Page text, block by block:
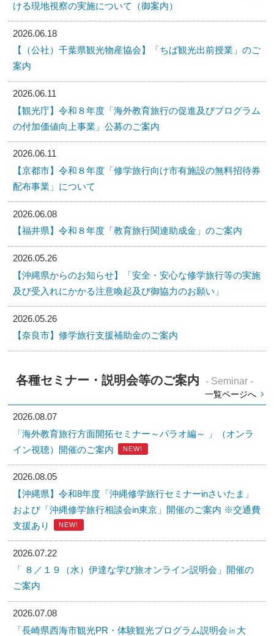
ける現地視察の実施について（御案内）
2026.06.18
【（公社）千葉県観光物産協会】「ちば観光出前授業」のご
案内
2026.06.11
【観光庁】令和８年度「海外教育旅行の促進及びプログラム
の付加価値向上事業」公募のご案内
2026.06.11
【京都市】令和８年度「修学旅行向け市有施設の無料招待券
配布事業」について
2026.06.08
【福井県】令和８年度「教育旅行関連助成金」のご案内
2026.05.26
【沖縄県からのお知らせ】「安全・安心な修学旅行等の実施
及び受入れにかかる注意喚起及び御協力のお願い」
2026.05.26
【奈良市】修学旅行支援補助金のご案内
各種セミナー・説明会等のご案内 - Seminar -
一覧ページへ
2026.08.07
「海外教育旅行方面開拓セミナー～パラオ編～ 」（オンラ
イン視聴）開催のご案内
NEW!
2026.08.05
【沖縄県】令和8年度「沖縄修学旅行セミナーinさいたま」
および「沖縄修学旅行相談会in東京」開催のご案内 ※交通費
支援あり
NEW!
2026.07.22
「 ８／１９（水）伊達な学び旅オンライン説明会」開催の
ご案内
2026.07.08
「長崎県西海市観光PR・体験観光プログラム説明会㏌大